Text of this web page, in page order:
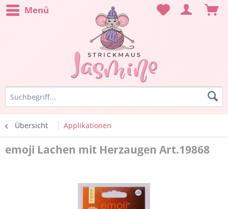
Menü
Übersicht Applikationen
emoji Lachen mit Herzaugen Art.19868